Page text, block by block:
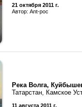
21 октября 2011 г.
Автор: Ant-poc
Река Волга,
Татарстан, Камское
11 августа 2011 г.